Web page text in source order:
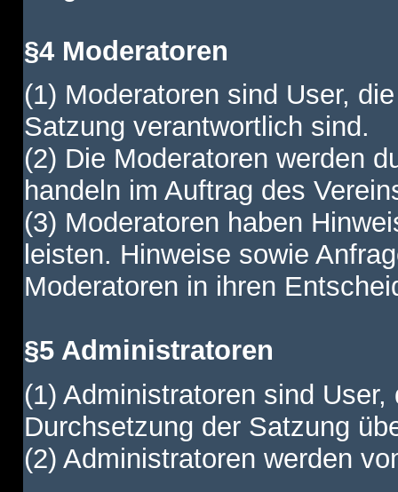
§4 Moderatoren
(1) Moderatoren sind User,
Satzung verantwortlich sind.
(2) Die Moderatoren werden
handeln im Auftrag des
(3) Moderatoren haben
leisten. Hinweise sowie
Moderatoren in ihren
§5 Administratoren
(1) Administratoren sind
Durchsetzung der Satzung
(2) Administratoren werden